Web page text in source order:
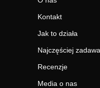
Kontakt
Jak to działa
Najczęściej
Recenzje
Media o nas